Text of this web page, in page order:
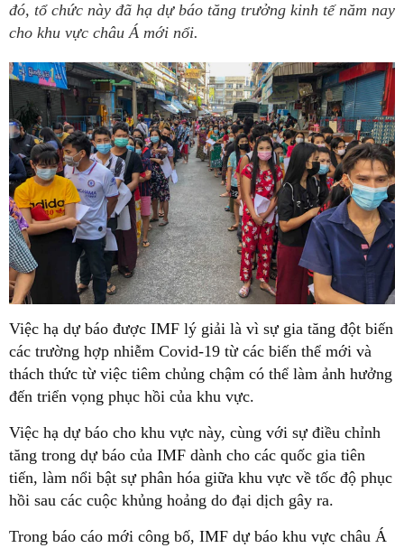
đó, tổ chức này đã hạ dự báo tăng trưởng kinh tế năm nay
cho khu vực châu Á mới nổi.
Việc hạ dự báo được IMF lý giải là vì sự gia tăng đột biến
các trường hợp nhiễm Covid-19 từ các biến thể mới và
thách thức từ việc tiêm chủng chậm có thể làm ảnh hưởng
đến triển vọng phục hồi của khu vực.
Việc hạ dự báo cho khu vực này, cùng với sự điều chỉnh
tăng trong dự báo của IMF dành cho các quốc gia tiên
tiến, làm nổi bật sự phân hóa giữa khu vực về tốc độ phục
hồi sau các cuộc khủng hoảng do đại dịch gây ra.
Trong báo cáo mới công bố, IMF dự báo khu vực châu Á